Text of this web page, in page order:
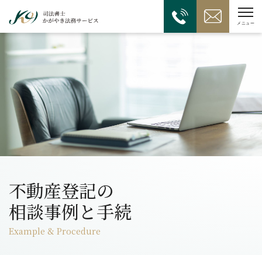
不動産登記の
相談事例と手続
Example & Procedure